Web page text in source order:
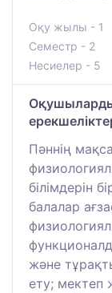
Оқу жылы - 1
Семестр - 2
Несиелер - 5
Пәннің
білімдерін
балалар
және
ету; мектеп